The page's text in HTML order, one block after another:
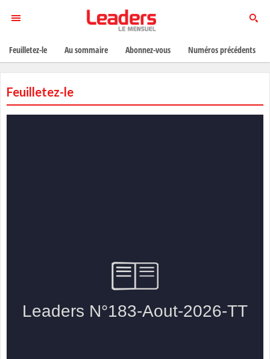
Feuilletez-le
Feuilletez-le Au sommaire Abonnez-vous Numéros précédents